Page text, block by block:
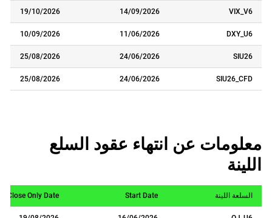
VIX_V6
14/09/2026
19/10/2026
DXY_U6
11/06/2026
10/09/2026
SIU26
24/06/2026
25/08/2026
SIU26_CFD
24/06/2026
25/08/2026
معلومات عن انتهاء عقود السلع
اللينة
السلعة اللينة Start Date
Close Only Date